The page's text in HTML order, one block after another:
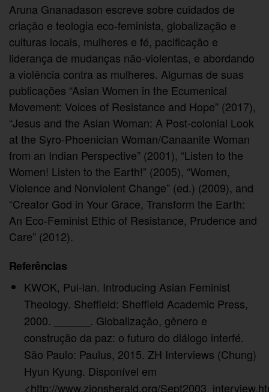
Aruna Gnanadason escreve sobre cuidados de
criação e teologia eco-feminista, globalização e
culturas locais, mulheres e fé, pacificação e
liderança de mudanças não-violentas, e abordando
a violência contra as mulheres. Algumas de suas
publicações “Asian Women in the Ecumenical
Movement: Voices of Resistance and Hope” (2017),
“Jesus and the Asian Woman: A Post-colonial Look
at the Syro-Phoenician Woman/Canaanite Woman
from an Indian Perspective” (2001), “Listen to the
Women! Listen to the Earth!” (2005), “Women,
Violence and Nonviolent Change” (ed.) (2009), and
“Creator God in Your Grace, Transform the Earth:
An Eco-Feminist Ethic of Resistance, Prudence and
Care” (2012).
Referências
KWOK, Pui-lan. Introducing Asian Feminist
Theology. Sheffield: Sheffield Academic Press,
2000. ______. Globalização, gênero e
construção da paz: o futuro do diálogo interfé.
São Paulo: Paulus, 2015. ZH Interviews (Chung)
Hyun Kyung. Disponível em
<http://www.zionsherald.org/